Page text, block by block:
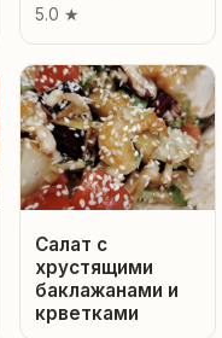
5.0 ★
Салат с
хрустящими
баклажанами и
крветками